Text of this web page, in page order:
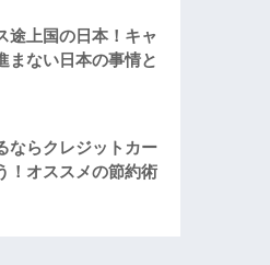
途上国の日本！キャ
まない日本の事情と
ならクレジットカー
！オススメの節約術